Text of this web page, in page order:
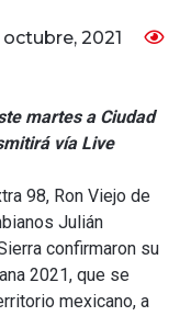
octubre, 2021
martes a Ciudad
vía Live
98, Ron Viejo de
Julián
confirmaron su
2021, que se
mexicano, a